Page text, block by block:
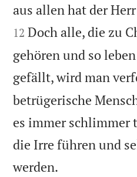
aus allen hat der
12 Doch alle, die zu
gehören und so
gefällt, wird man
betrügerische
es immer schlimmer
die Irre führen und
werden.